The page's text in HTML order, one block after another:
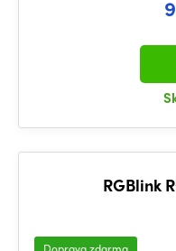
RGBlink